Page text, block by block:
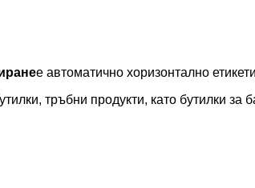
е автоматично хоризонтално
тръбни продукти, като бутилки